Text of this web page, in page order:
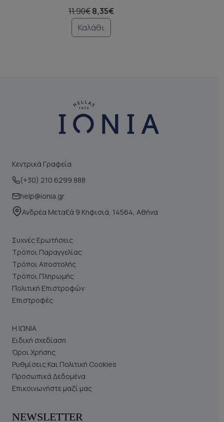
11,90€8,35€
Καλάθι
Κεντρικά Γραφεία
(+30) 210 6299 888
help@ionia.gr
Ανδρέα Μεταξά 9 Κηφισιά, 14564, Αθήνα
Συχνές Ερωτήσεις
Τρόποι Παραγγελίας
Τρόποι Αποστολής
Τρόποι Πληρωμής
Πολιτική Επιστροφών
Επιστροφές
Η ΙΩΝΙΑ
Ειδική σχεδίαση
Όροι Χρήσης
Ρυθμίσεις Και Πολιτική Cookies
Προσωπικά Δεδομένα
Επικοινωνήστε μαζί μας
NEWSLETTER